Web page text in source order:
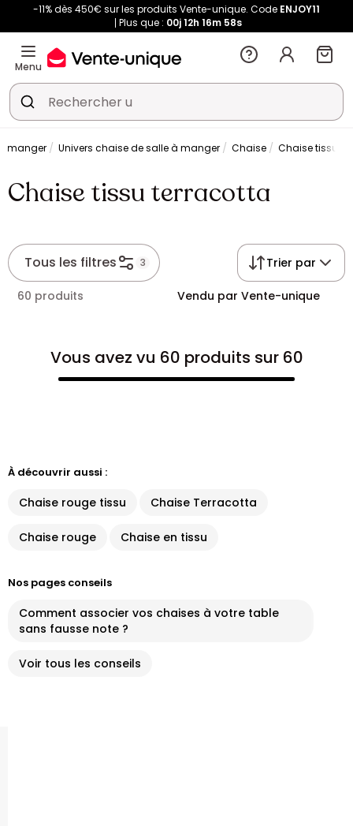
-11% dès 450€ sur les produits Vente-unique. Code ENJOY11
Plus que : 00j 12h 16m 57s
Menu
manger Univers chaise de salle à manger Chaise Chaise tissu
Chaise tissu terracotta
Tous les filtres 3 Trier par
60 produits Vendu par Vente-unique
Vous avez vu 60 produits sur 60
À découvrir aussi :
Chaise rouge tissu Chaise Terracotta
Chaise rouge Chaise en tissu
Nos pages conseils
Comment associer vos chaises à votre table
sans fausse note ?
Voir tous les conseils